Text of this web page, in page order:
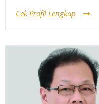
Cek Profil Lengkap